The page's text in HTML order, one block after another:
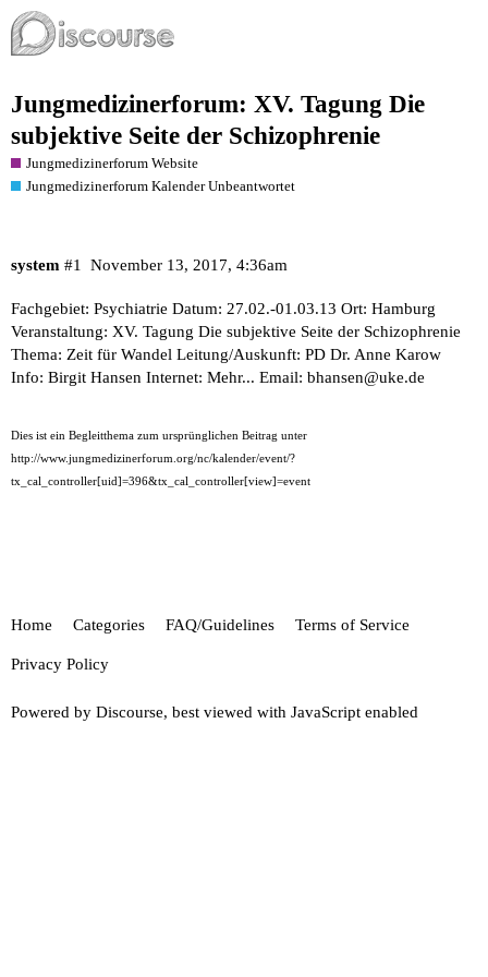
Jungmedizinerforum: XV. Tagung Die
subjektive Seite der Schizophrenie
Jungmedizinerforum Website
Jungmedizinerforum Kalender Unbeantwortet
system November 13, 2017, 4:36am
#1
Fachgebiet: Psychiatrie Datum: 27.02.-01.03.13 Ort: Hamburg
Veranstaltung: XV. Tagung Die subjektive Seite der Schizophrenie
Thema: Zeit für Wandel Leitung/Auskunft: PD Dr. Anne Karow
Info: Birgit Hansen Internet: Mehr... Email: bhansen@uke.de
Dies ist ein Begleitthema zum ursprünglichen Beitrag unter
http://www.jungmedizinerforum.org/nc/kalender/event/?
tx_cal_controller[uid]=396&tx_cal_controller[view]=event
Home Categories FAQ/Guidelines Terms of Service
Privacy Policy
Powered by Discourse, best viewed with JavaScript enabled